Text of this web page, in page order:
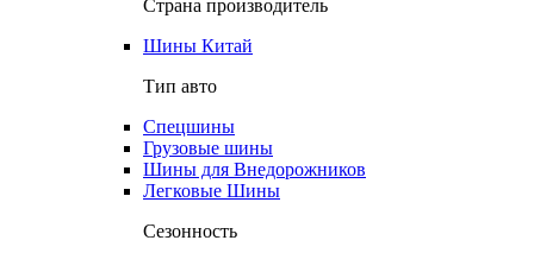
Страна производитель
Шины Китай
Тип авто
Спецшины
Грузовые шины
Шины для Внедорожников
Легковые Шины
Сезонность